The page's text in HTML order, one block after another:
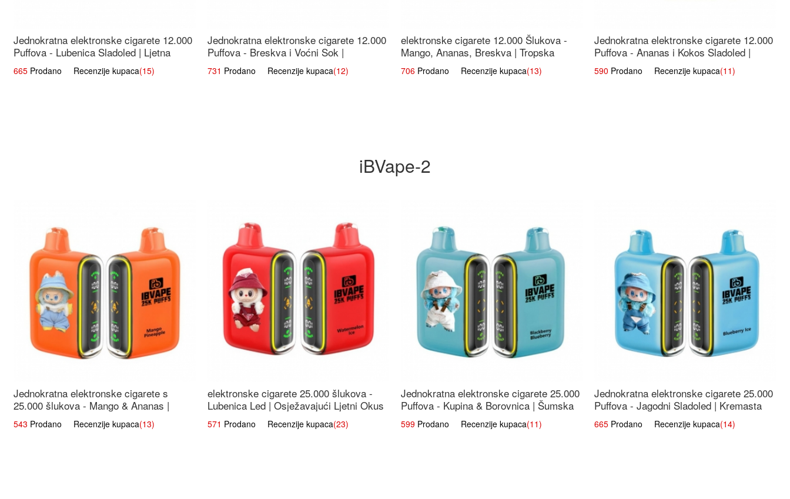
Jednokratna elektronske cigarete 12.000
Puffova - Lubenica Sladoled | Ljetna
Desertna Aroma
665 Prodano Recenzije kupaca(15)
Jednokratna elektronske cigarete 12.000
Puffova - Breskva i Voćni Sok |
Osježavajuća Voćna Mješavina
731 Prodano Recenzije kupaca(12)
elektronske cigarete 12.000 Šlukova -
Mango, Ananas, Breskva | Tropska
Voćna Mješavina
706Prodano Recenzije kupaca(13)
Jednokratna elektronske cigarete 12.000
Puffova - Ananas i Kokos Sladoled |
Tropski Desert
590 Prodano Recenzije kupaca(11)
iBVape-2
Jednokratna elektronske cigarete s
25.000 šlukova - Mango & Ananas |
Egzotična Voćna Mješavina
543 Prodano Recenzije kupaca(13)
elektronske cigarete 25.000 šlukova -
Lubenica Led | Osježavajući Ljetni Okus
571 Prodano Recenzije kupaca(23)
Jednokratna elektronske cigarete 25.000
Puffova - Kupina & Borovnica | Šumska
Voćna Mješavina
599Prodano Recenzije kupaca(11)
Jednokratna elektronske cigarete 25.000
Puffova - Jagodni Sladoled | Kremasta
Slatka Okus
665 Prodano Recenzije kupaca(14)